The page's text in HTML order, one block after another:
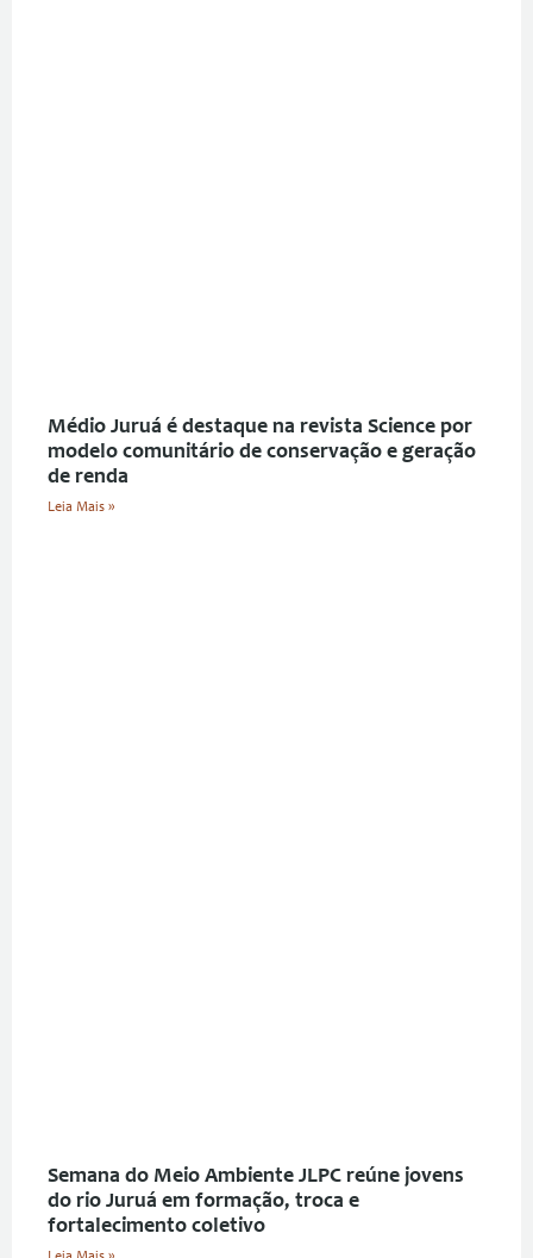
Médio Juruá é destaque na revista Science por
modelo comunitário de conservação e geração
de renda
Leia Mais »
Semana do Meio Ambiente JLPC reúne jovens
do rio Juruá em formação, troca e
fortalecimento coletivo